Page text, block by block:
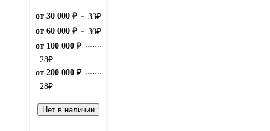
от 30 000 ₽ 33₽
от 60 000 ₽
30₽
от 100 000 ₽
28₽
от 200 000 ₽
28₽
Нет в наличии